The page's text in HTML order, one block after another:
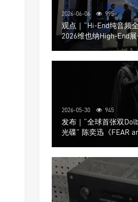
2026-06-06 995
观点｜“Hi-End纯音频
2026维也纳High-End
Trinnov Audio搭建多
2026-05-30 945
发布｜“全球首张双
光碟” 陈奕迅《FEAR